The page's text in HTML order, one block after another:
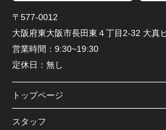
〒577-0012
大阪府東大阪市長田東４丁目2-32 大真
営業時間： 9:30~19:30
定休日： 無し
トップページ
スタッフ